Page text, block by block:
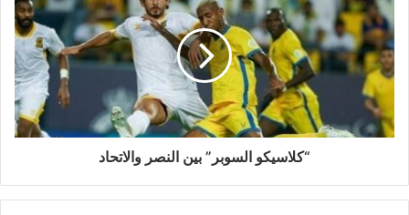
“كلاسيكو السوبر” بين النصر والاتحاد